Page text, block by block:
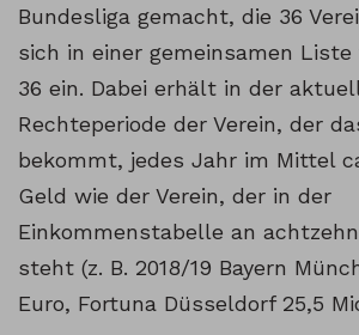
Bundesliga gemacht, die 36
sich in einer gemeinsamen Liste
36 ein. Dabei erhält in der
Rechteperiode der Verein, der
bekommt, jedes Jahr im Mittel
Geld wie der Verein, der in der
Einkommenstabelle an
steht (z. B. 2018/19 Bayern
Euro, Fortuna Düsseldorf 25,5